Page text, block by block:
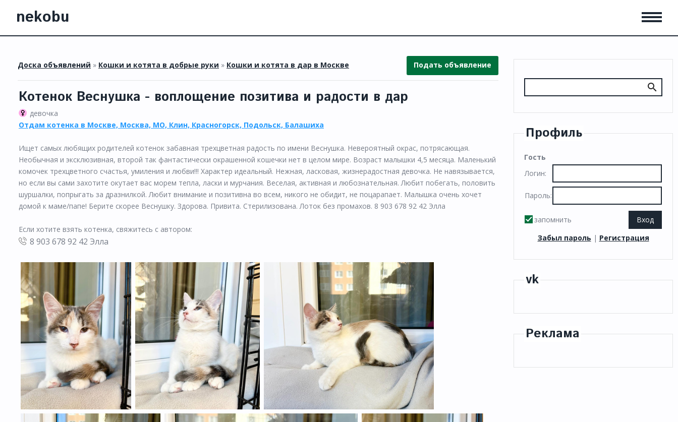
nekobu
Доска объявлений » Кошки и котята в добрые руки » Кошки и котята в дар в Москве Подать объявление
Котенок Веснушка - воплощение позитива и радости в дар
девочка
Отдам котенка в Москве, Москва, МО, Клин, Красногорск, Подольск, Балашиха
Ищет самых любящих родителей котенок забавная трехцветная радость по имени Веснушка. Невероятный окрас, потрясающая.
Необычная и эксклюзивная, второй так фантастически окрашенной кошечки нет в целом мире. Возраст малышки 4,5 месяца. Маленький
комочек трехцветного счастья, умиления и любви!!! Характер идеальный. Нежная, ласковая, жизнерадостная девочка. Не навязывается,
но если вы сами захотите окутает вас морем тепла, ласки и мурчания. Веселая, активная и любознательная. Любит побегать, половить
шуршалки, попрыгать за дразнилкой. Любит внимание и позитивна во всем, никого не обидит, не поцарапает. Малышка очень хочет
домой к маме/папе! Берите скорее Веснушку. Здорова. Привита. Стерилизована. Лоток без промахов. 8 903 678 92 42 Элла
Если хотите взять котенка, свяжитесь с автором:
8 903 678 92 42 Элла
Профиль
Гость
Логин:
Пароль:
запомнить
Забыл пароль | Регистрация
vk
Реклама